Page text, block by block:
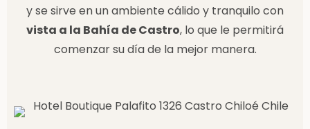
y se sirve en un ambiente cálido y tranquilo con
vista a la Bahía de Castro, lo que le permitirá
comenzar su día de la mejor manera.